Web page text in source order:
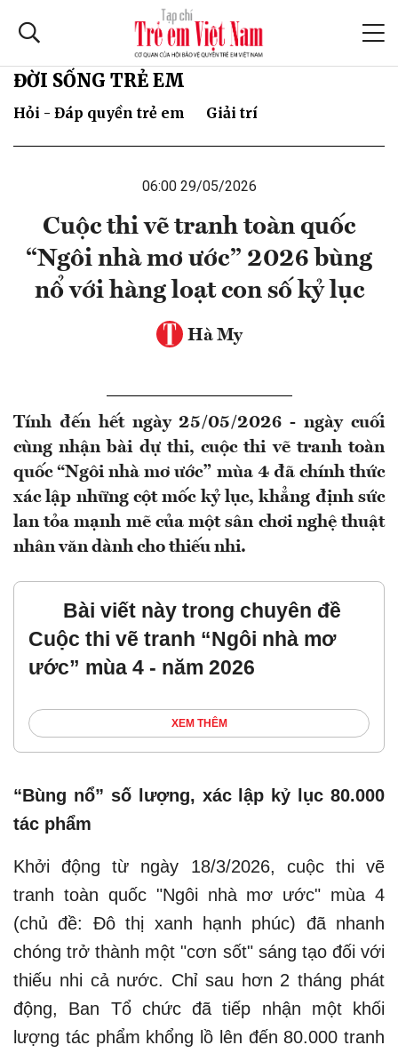
ĐỜI SỐNG TRẺ EM
Hỏi - Đáp quyền trẻ em Giải trí
06:00 29/05/2026
Cuộc thi vẽ tranh toàn quốc
“Ngôi nhà mơ ước” 2026 bùng
nổ với hàng loạt con số kỷ lục
Hà My
Tính đến hết ngày 25/05/2026 - ngày cuối
cùng nhận bài dự thi, cuộc thi vẽ tranh toàn
quốc “Ngôi nhà mơ ước” mùa 4 đã chính thức
xác lập những cột mốc kỷ lục, khẳng định sức
lan tỏa mạnh mẽ của một sân chơi nghệ thuật
nhân văn dành cho thiếu nhi.
Bài viết này trong chuyên đề
Cuộc thi vẽ tranh “Ngôi nhà mơ
ước” mùa 4 - năm 2026
XEM THÊM
“Bùng nổ” số lượng, xác lập kỷ lục 80.000
tác phẩm
Khởi động từ ngày 18/3/2026, cuộc thi vẽ
tranh toàn quốc "Ngôi nhà mơ ước" mùa 4
(chủ đề: Đô thị xanh hạnh phúc) đã nhanh
chóng trở thành một "cơn sốt" sáng tạo đối với
thiếu nhi cả nước. Chỉ sau hơn 2 tháng phát
động, Ban Tổ chức đã tiếp nhận một khối
lượng tác phẩm khổng lồ lên đến 80.000 tranh